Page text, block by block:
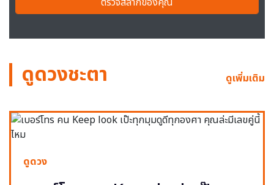
ดูดวงชะตา ดูเพิ่มเติม
ดูดวง